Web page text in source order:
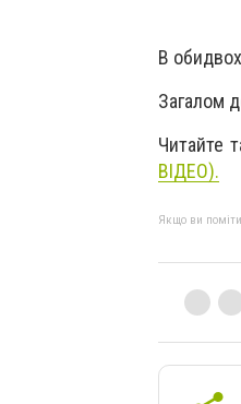
В
Загалом
Читайте
ВІДЕО).
Якщо ви